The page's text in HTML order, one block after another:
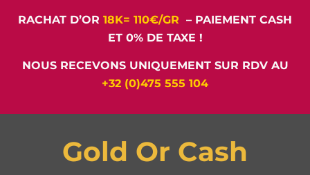
RACHAT D’OR 18K= 110€/GR – PAIEMENT CASH
ET 0% DE TAXE !
NOUS RECEVONS UNIQUEMENT SUR RDV AU
+32 (0)475 555 104
Gold Or Cash